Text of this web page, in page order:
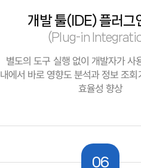
개발 툴(IDE) 플러그
(Plug-in
별도의 도구 실행 없이 개발자가 사
내에서 바로 영향도 분석과 정보 조
효율성 향상
06